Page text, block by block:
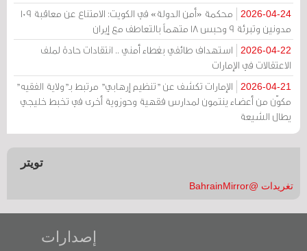
2026-04-24
محكمة «أمن الدولة» في الكويت: الامتناع عن معاقبة 109
مدونين وتبرئة 9 وحبس 18 متهماً بالتعاطف مع إيران
2026-04-22
استهداف طائفي بغطاء أمني .. انتقادات حادة لملف
الاعتقالات في الإمارات
2026-04-21
الإمارات تكشف عن "تنظيم إرهابي" مرتبط بـ"ولاية الفقيه"
مكوّن من أعضاء ينتمون لمدارس فقهية وحوزوية أخرى في تخبط خليجي
يطال الشيعة
تويتر
تغريدات @BahrainMirror
إصدارات